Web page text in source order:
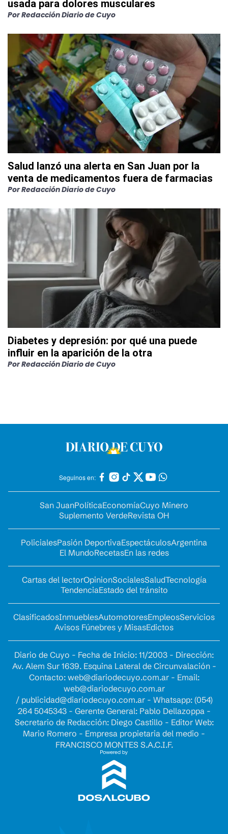
usada para dolores musculares
PorRedacción Diario de Cuyo
Salud lanzó una alerta en San Juan por la
venta de medicamentos fuera de farmacias
PorRedacción Diario de Cuyo
Diabetes y depresión: por qué una puede
influir en la aparición de la otra
PorRedacción Diario de Cuyo
Seguinos en:
San JuanPolíticaEconomíaCuyo Minero
Suplemento VerdeRevista OH
PolicialesPasión DeportivaEspectáculosArgentina
El MundoRecetasEn las redes
Cartas del lectorOpinionSocialesSaludTecnología
TendenciaEstado del tránsito
ClasificadosInmueblesAutomotoresEmpleosServicios
Avisos Fúnebres y MisasEdictos
Diario de Cuyo - Fecha de Inicio: 11/2003 - Dirección:
Av. Alem Sur 1639. Esquina Lateral de Circunvalación -
Contacto: web@diariodecuyo.com.ar- Email:
web@diariodecuyo.com.ar
/ publicidad@diariodecuyo.com.ar- Whatsapp: (054)
264 5045343 - Gerente General: Pablo Dellazoppa -
Secretario de Redacción: Diego Castillo - Editor Web:
Mario Romero - Empresa propietaria del medio -
FRANCISCO MONTES S.A.C.I.F.